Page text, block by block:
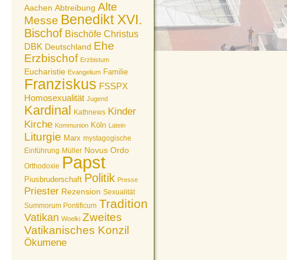
Aachen Abtreibung Alte
Messe Benedikt XVI.
Bischof Bischöfe Christus
DBK Deutschland Ehe
Erzbischof Erzbistum
Eucharistie Evangelium Familie
Franziskus FSSPX
Homosexualität Jugend
Kardinal Kathnews Kinder
Kirche Kommunion Köln Latein
Liturgie Marx mystagogische
Einführung Müller Novus Ordo
Orthodoxie Papst
Piusbruderschaft Politik Presse
Priester Rezension Sexualität
Summorum Pontificum Tradition
Vatikan Woelki Zweites
Vatikanisches Konzil
Ökumene